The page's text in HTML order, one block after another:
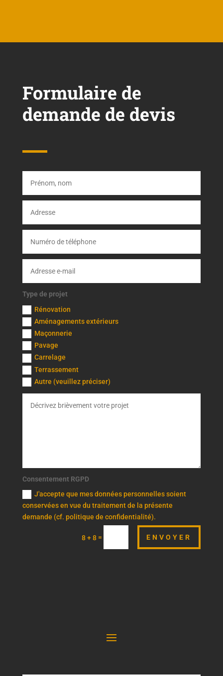
Formulaire de
demande de devis
Type de projet
Rénovation
Aménagements extérieurs
Maçonnerie
Pavage
Carrelage
Terrassement
Autre (veuillez préciser)
Consentement RGPD
J'accepte que mes données personnelles soient
conservées en vue du traitement de la présente
demande (cf. politique de confidentialité).
8 + 8 = ENVOYER